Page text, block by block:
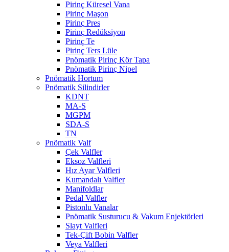
Pirinç Küresel Vana
Pirinç Maşon
Pirinç Pres
Pirinç Redüksiyon
Pirinç Te
Pirinç Ters Lüle
Pnömatik Pirinç Kör Tapa
Pnömatik Pirinç Nipel
Pnömatik Hortum
Pnömatik Silindirler
KDNT
MA-S
MGPM
SDA-S
TN
Pnömatik Valf
Çek Valfler
Eksoz Valfleri
Hız Ayar Valfleri
Kumandalı Valfler
Manifoldlar
Pedal Valfler
Pistonlu Vanalar
Pnömatik Susturucu & Vakum Enjektörleri
Slayt Valfleri
Tek-Çift Bobin Valfler
Veya Valfleri